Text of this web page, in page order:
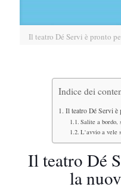
Il teatro Dé Servi è pronto
Indice dei
Il teatro Dé Servi è
Salite a bordo,
L‘avvio a vele
Il teatro Dé
la